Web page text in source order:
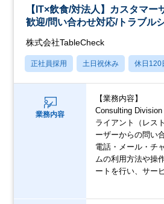
【IT×飲食/対法人】カスタマー
歓迎/問い合わせ対応/トラブル
株式会社TableCheck
正社員採用 土日祝休み 休日120
業務内容
【業務内容】
Consulting
ライアント（レス
ーザーからの問い
電話・メール・チ
ムの利用方法や操
ートを行い、サー